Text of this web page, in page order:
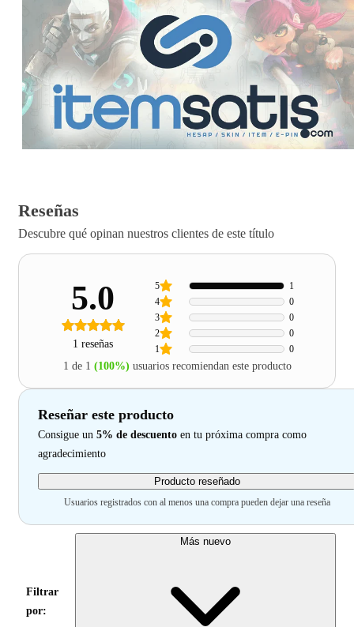
Reseñas
Descubre qué opinan nuestros clientes de este título
5.0
1 reseñas 1 0
2 0
3 0
4 0
5 1
1 de 1 (100%) usuarios recomiendan este producto
Reseñar este producto
Consigue un 5% de descuento en tu próxima compra como
agradecimiento
Producto reseñado
Usuarios registrados con al menos una compra pueden dejar una reseña
Filtrar
por:
Más nuevo